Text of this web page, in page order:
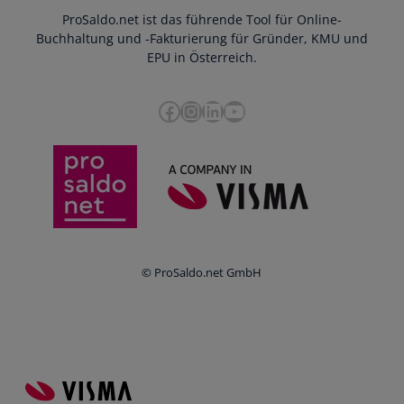
Presse
Datenschutz
Bankdatenimport
Zusammenarbeit mit Steuerberater
e-Rechnung an den Bund
Blog
Ratgeber
Newsletter
ProSaldo.net ist das führende Tool für Online-
Buchhaltung und -Fakturierung für Gründer, KMU und
EPU in Österreich.
Facebook InstagramLinkedIn YouTube
© ProSaldo.net GmbH